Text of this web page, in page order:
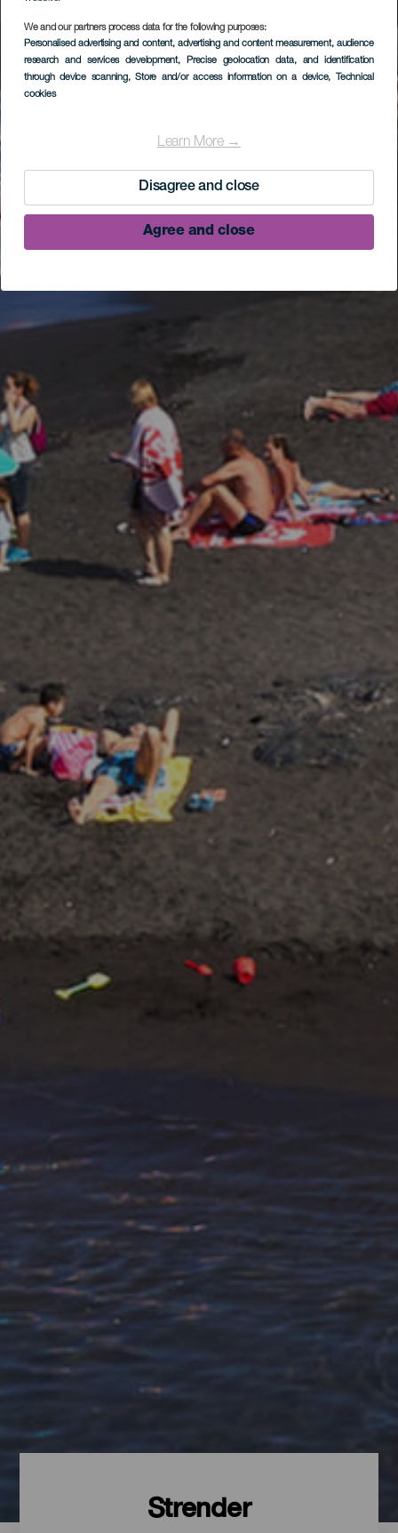
We and our partners process data for the following purposes:
Personalised advertising and content, advertising and content measurement, audience
research and services development, Precise geolocation data, and identification
through device scanning, Store and/or access information on a device, Technical
cookies
Learn More →
Disagree and close
Agree and close
Strender